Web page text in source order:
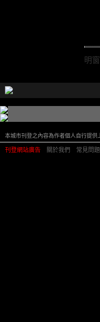
明
本城市刊登之內容為作者個人自行提供
刊登網站廣告 關於我們 常見問題